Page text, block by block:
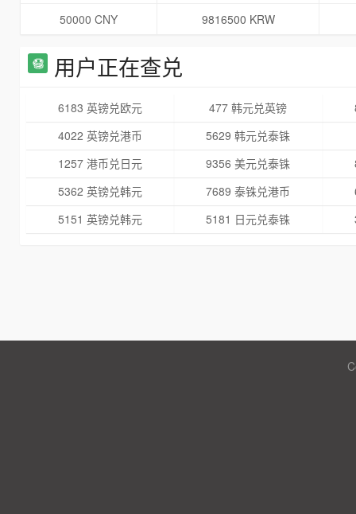
50000 CNY
9816500 KRW
用户正在查兑
6183 英镑兑欧元 477 韩元兑英镑
4022 英镑兑港币
5629 韩元兑泰铢
1257 港币兑日元
9356 美元兑泰铢
5362 英镑兑韩元
7689 泰铢兑港币
5151 英镑兑韩元
5181 日元兑泰铢